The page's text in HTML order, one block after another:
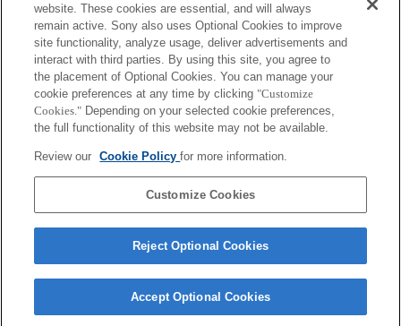
Exif записывается неправильно.
Если кольцо ирисовой диафрагмы установлено в ручной режим диафрагмы,
для значения диафрагмы устанавливается значение, которое показывает
кольцо ирисовой диафрагмы, независимо от режима экспозиции.
При переключении кольца ирисовой диафрагмы между автоматическим и
ручным режимами диафрагмы во время записи видео запись
останавливается.
При поворачивании кольца ирисовой диафрагмы время до перехода в режим
экономии энергии не продлевается.
Если кольцо ирисовой диафрагмы установлено в ручной режим, функция
Background Defocus Control [Регулировка фоновой расфокусировки] в
режиме Photo Creativity [Творческое фото] работает неправильно, однако
информация на экранном дисплее отображается как обычно.
website. These cookies are essential, and will always
remain active. Sony also uses Optional Cookies to improve
site functionality, analyze usage, deliver advertisements and
interact with third parties. By using this site, you agree to
the placement of Optional Cookies. You can manage your
cookie preferences at any time by clicking "Customize
Cookies." Depending on your selected cookie preferences,
the full functionality of this website may not be available.
Review our Cookie Policyfor more information.
Customize Cookies
Reject Optional Cookies
Accept Optional Cookies